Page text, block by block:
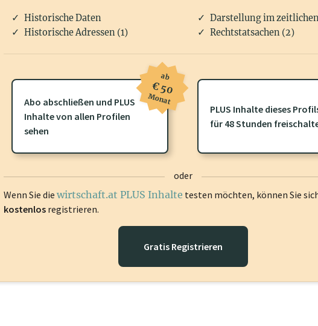
Für dieses Profil gibt es zusätzliche wirtschaft.at PLUS Inhaltedie Sie
frei oder loggen Sie sich ein um diese Inhalte zu sehen.
Historische Daten
Darstellung im
Historische Adressen (1)
Rechtstatsachen (2)
Abo abschließen und PLUS
Inhalte von allen Profilen
sehen
ab
€ 50
Monat
PLUS Inhalte dieses
für 48 Stunden
oder
Wenn Sie die wirtschaft.at PLUS Inhalte testen möchten, können Sie
kostenlos registrieren.
Gratis Registrieren